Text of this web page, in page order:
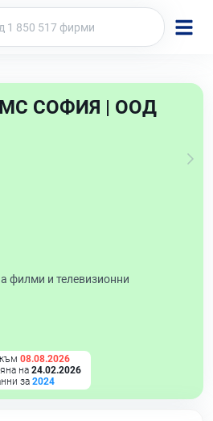
СОФИЯ | ООД
филми и телевизионни
08.08.2026
на 24.02.2026
за 2024